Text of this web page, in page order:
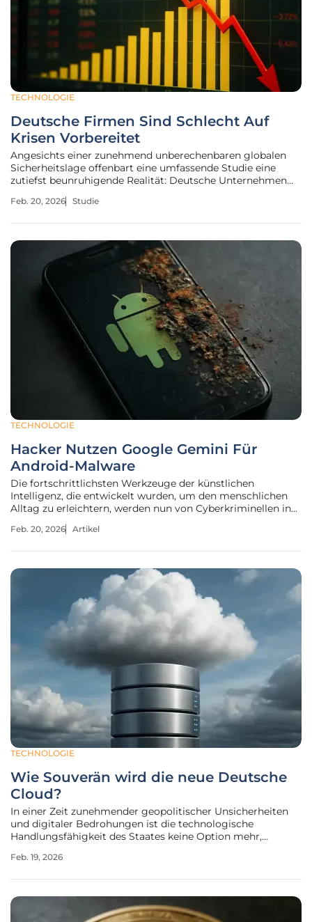
TECHNOLOGIE
Deutsche Firmen Sind Schlecht Auf
Krisen Vorbereitet
Angesichts einer zunehmend unberechenbaren globalen
Sicherheitslage offenbart eine umfassende Studie eine
zutiefst beunruhigende Realität: Deutsche Unternehmen
tatsächliche Vorbereitung darauf klafft weit hinter diesem
Feb. 20, 2026 Studie
TECHNOLOGIE
Hacker Nutzen Google Gemini Für
Android-Malware
Die fortschrittlichsten Werkzeuge der künstlichen
Intelligenz, die entwickelt wurden, um den menschlichen
Alltag zu erleichtern, werden nun von Cyberkriminellen in
Eine neue Generation von Android-Malware namens
Feb. 20, 2026 Artikel
TECHNOLOGIE
Wie Souverän wird die neue Deutsche
Cloud?
In einer Zeit zunehmender geopolitischer Unsicherheiten
und digitaler Bedrohungen ist die technologische
Handlungsfähigkeit des Staates keine Option mehr,
jüngst auf der Münchner Sicherheitskonferenz besiegelte
Feb. 19, 2026